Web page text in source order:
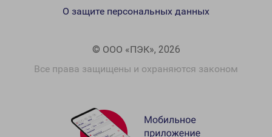
© ООО «ПЭК», 2026
Все права защищены и охраняются законом
О защите персональных данных